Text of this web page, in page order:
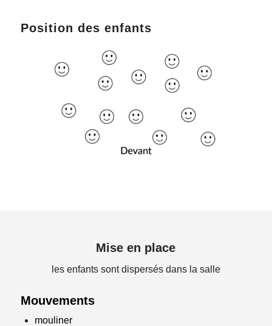
Position des enfants
Mise en place
les enfants sont dispersés dans la salle
Mouvements
mouliner